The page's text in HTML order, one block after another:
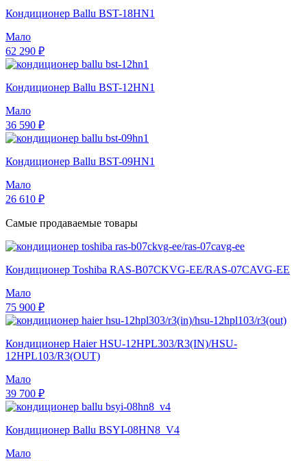
Кондиционер Ballu BST-18HN1
Мало
62 290 ₽
Кондиционер Ballu BST-12HN1
Мало
36 590 ₽
Кондиционер Ballu BST-09HN1
Мало
26 610 ₽
Самые продаваемые товары
Кондиционер Toshiba RAS-B07CKVG-EE/RAS-07CAVG-EE
Мало
75 900 ₽
Кондиционер Haier HSU-12HPL303/R3(IN)/HSU-
12HPL103/R3(OUT)
Мало
39 700 ₽
Кондиционер Ballu BSYI-08HN8_V4
Мало